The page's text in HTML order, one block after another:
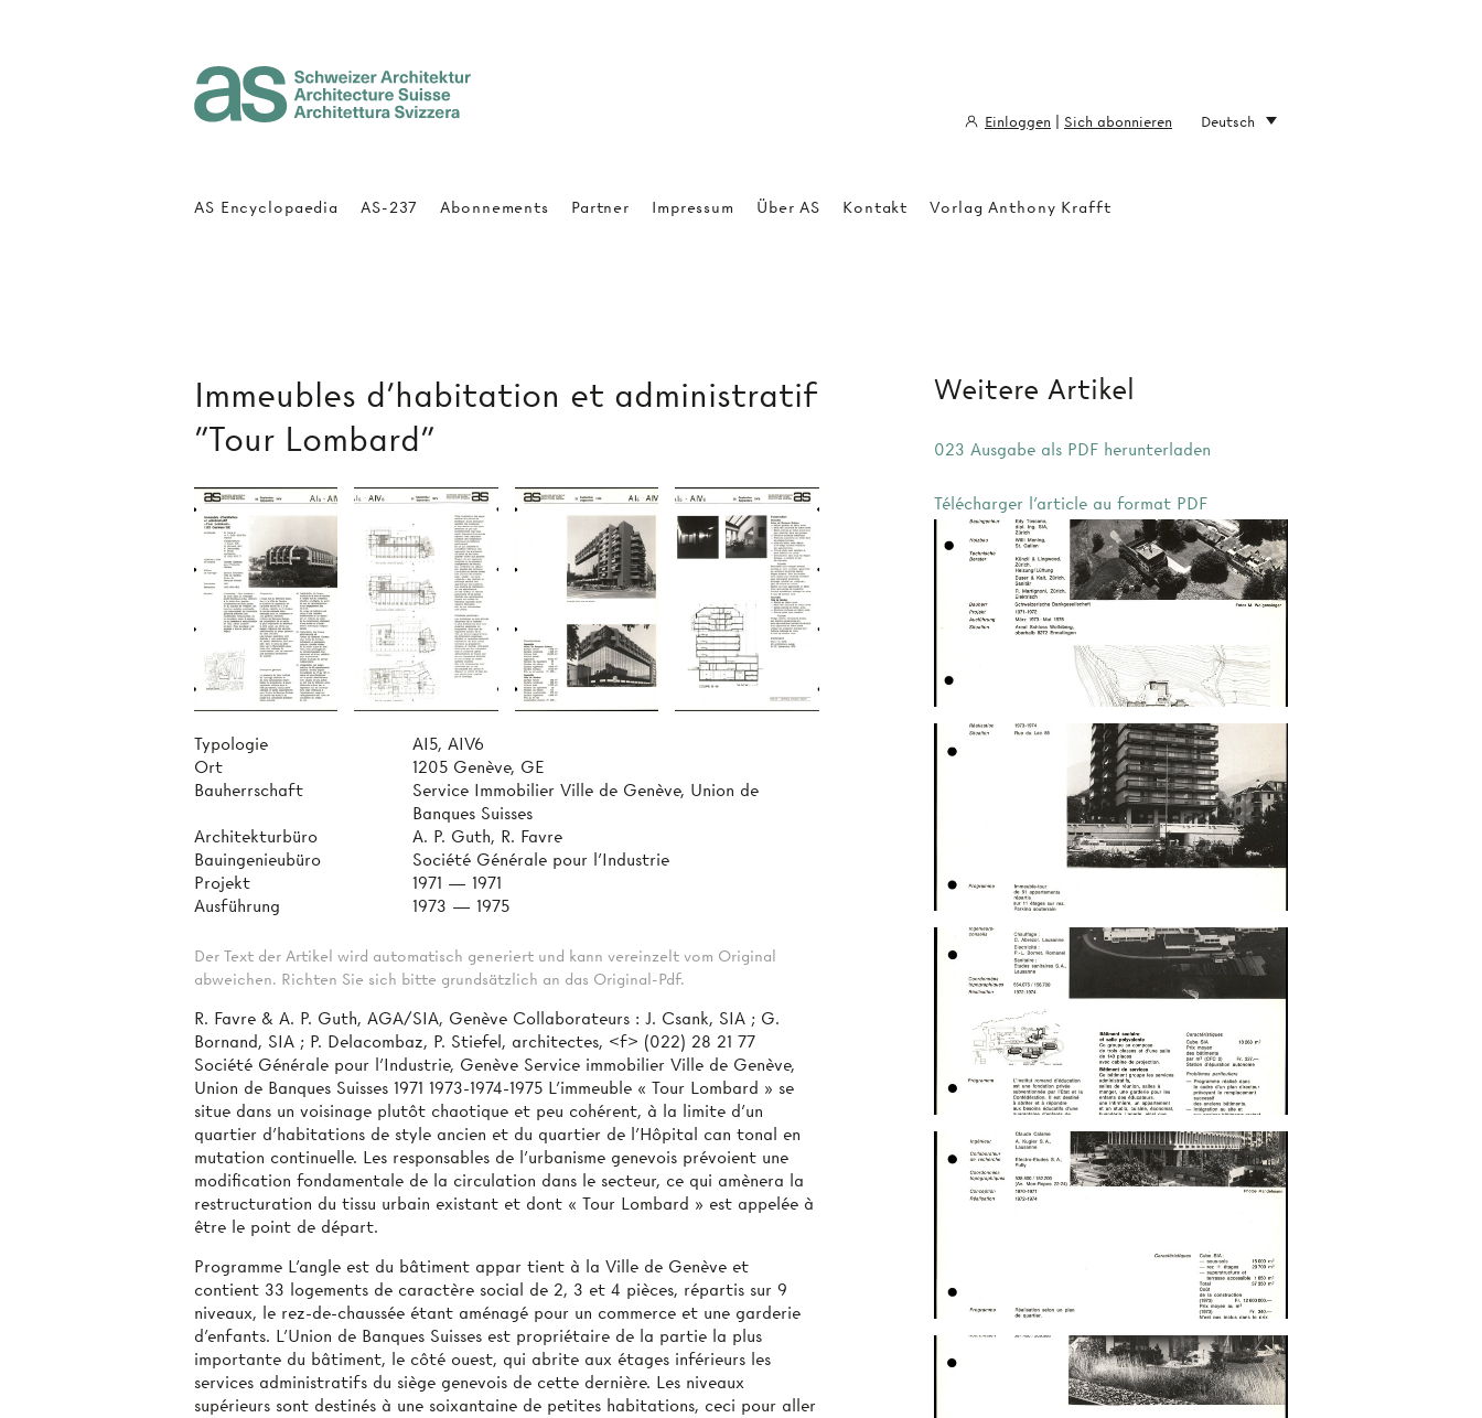
Immeubles d'habitation et administratif
"Tour Lombard"
Typologie
AI5, AIV6
Ort
1205 Genève, GE
Bauherrschaft
Service Immobilier Ville de Genève, Union de
Banques Suisses
Architekturbüro
A. P. Guth, R. Favre
Bauingenieubüro
Société Générale pour l'Industrie
Projekt
1971 — 1971
Ausführung
1973 — 1975
Der Text der Artikel wird automatisch generiert und kann vereinzelt vom Original
abweichen. Richten Sie sich bitte grundsätzlich an das Original-Pdf.
R. Favre & A. P. Guth, AGA/SIA, Genève Collaborateurs : J. Csank, SIA ; G.
Bornand, SIA ; P. Delacombaz, P. Stiefel, architectes, <f> (022) 28 21 77
Société Générale pour l’Industrie, Genève Service immobilier Ville de Genève,
Union de Banques Suisses 1971 1973-1974-1975 L’immeuble « Tour Lombard » se
situe dans un voisinage plutôt chaotique et peu cohérent, à la limite d’un
quartier d'habitations de style ancien et du quartier de l’Hôpital can­ tonal en
mutation continuelle. Les responsables de l’urbanisme genevois prévoient une
modification fondamentale de la circulation dans le secteur, ce qui amènera la
restructuration du tissu urbain existant et dont « Tour Lombard » est appelée à
être le point de départ.
Programme L’angle est du bâtiment appar­ tient à la Ville de Genève et
contient 33 logements de caractère social de 2, 3 et 4 pièces, répartis sur 9
niveaux, le rez-de-chaussée étant aménagé pour un commerce et une garderie
d’enfants. L’Union de Banques Suisses est propriétaire de la partie la plus
importante du bâtiment, le côté ouest, qui abrite aux étages inférieurs les
services administratifs du siège genevois de cette dernière. Les niveaux
supérieurs sont destinés à une soixantaine de petites habitations, ceci pour aller
Weitere Artikel
023 Ausgabe als PDF herunterladen
Télécharger l'article au format PDF
AS Encyclopaedia AS-237 Abonnements Partner Impressum Über AS Kontakt Vorlag Anthony Krafft
Einloggen Sich abonnieren Deutsch